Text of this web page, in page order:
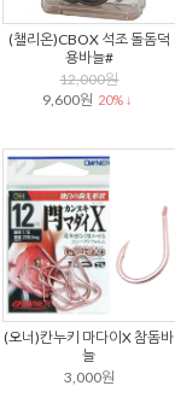
(챌리온)CBOX 석조 돌돔덕
용바늘#
12,000원
9,600원 20% ↓
(오너)칸누키 마다이X 참돔바
늘
3,000원